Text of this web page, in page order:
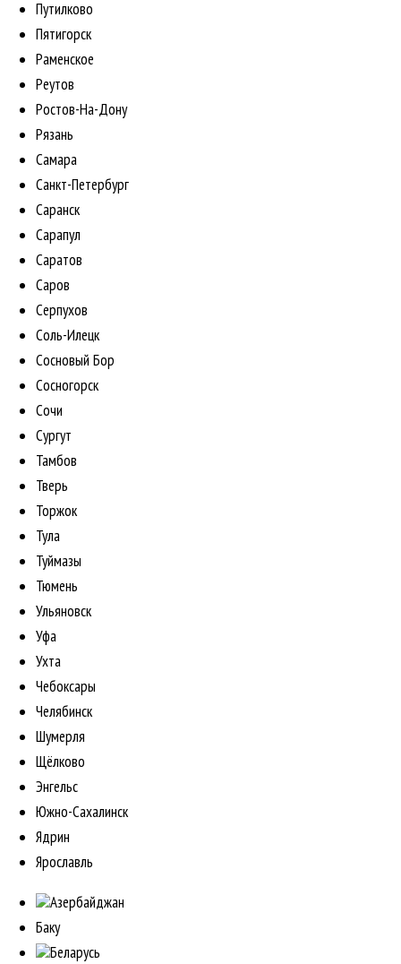
Путилково
Пятигорск
Раменское
Реутов
Ростов-На-Дону
Рязань
Самара
Санкт-Петербург
Саранск
Сарапул
Саратов
Саров
Серпухов
Соль-Илецк
Сосновый Бор
Сосногорск
Сочи
Сургут
Тамбов
Тверь
Торжок
Тула
Туймазы
Тюмень
Ульяновск
Уфа
Ухта
Чебоксары
Челябинск
Шумерля
Щёлково
Энгельс
Южно-Сахалинск
Ядрин
Ярославль
Азербайджан
Баку
Беларусь